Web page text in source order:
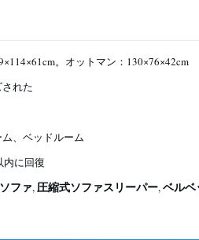
。オットマン：130×76×42cm
れた
、ベッドルーム
内に回復
ファ,圧縮式ソファスリーパー,ベル